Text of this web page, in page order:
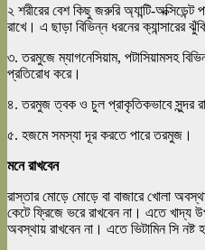
২ শরীরের বেশ কিছু জরুরি অ্যান্টি-
রাখে। এ ছাড়া বিভিন্ন ধরনের ক্যান্সারের
৩. তরমুজে ম্যাগনেসিয়াম, পটাসিয়ামসহ
প্রতিরোধ করে।
৪. তরমুজ ত্বক ও চুল প্রাকৃতিকভাবে সুন্দর
৫. হজমে সমস্যা দূর করতে পারে তরমুজ।
মনে রাখবেন
রাস্তার মোড়ে মোড়ে বা বাজারে খোলা
কেটে ফ্রিজে ভরে রাখবেন না। এতে খাদ্য
অবস্থায় রাখবেন না। এতে ভিটামিন সি নষ্ট